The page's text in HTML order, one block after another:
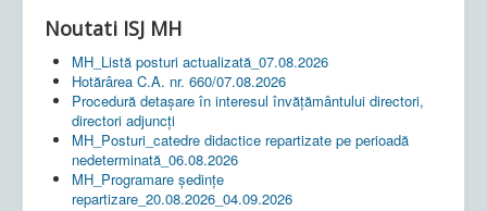
Noutati ISJ MH
MH_Listă posturi actualizată_07.08.2026
Hotărârea C.A. nr. 660/07.08.2026
Procedură detașare în interesul învățământului directori,
directori adjuncți
MH_Posturi_catedre didactice repartizate pe perioadă
nedeterminată_06.08.2026
MH_Programare ședințe
repartizare_20.08.2026_04.09.2026